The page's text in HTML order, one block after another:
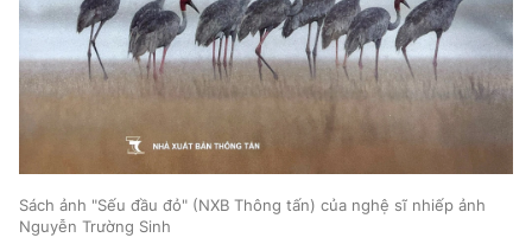
Sách ảnh "Sếu đầu đỏ" (NXB Thông tấn) của nghệ sĩ nhiếp ảnh
Nguyễn Trường Sinh